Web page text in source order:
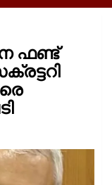
ഫണ്ട്